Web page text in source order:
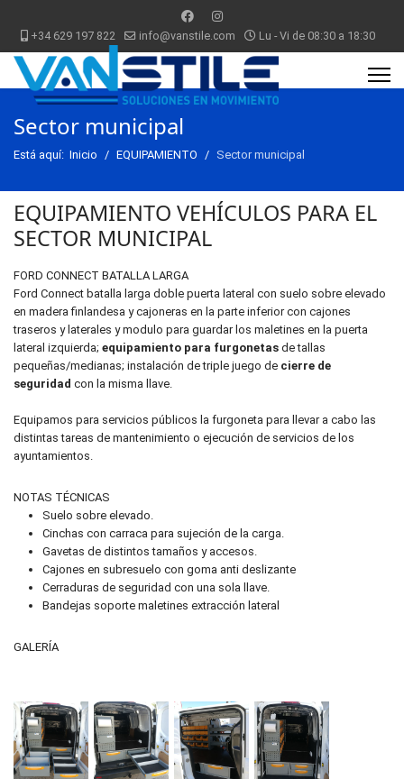
+34 629 197 822 info@vanstile.com Lu - Vi de 08:30 a 18:30
Sector municipal
Está aquí: Inicio EQUIPAMIENTO Sector municipal
EQUIPAMIENTO VEHÍCULOS PARA EL
SECTOR MUNICIPAL
FORD CONNECT BATALLA LARGA
Ford Connect batalla larga doble puerta lateral con suelo sobre elevado
en madera finlandesa y cajoneras en la parte inferior con cajones
traseros y laterales y modulo para guardar los maletines en la puerta
lateral izquierda; equipamiento para furgonetas de tallas
pequeñas/medianas; instalación de triple juego de cierre de
seguridad con la misma llave.
Equipamos para servicios públicos la furgoneta para llevar a cabo las
distintas tareas de mantenimiento o ejecución de servicios de los
ayuntamientos.
NOTAS TÉCNICAS
Suelo sobre elevado.
Cinchas con carraca para sujeción de la carga.
Gavetas de distintos tamaños y accesos.
Cajones en subresuelo con goma anti deslizante
Cerraduras de seguridad con una sola llave.
Bandejas soporte maletines extracción lateral
GALERÍA